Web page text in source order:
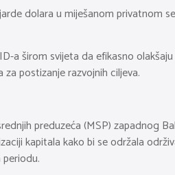
dolara u miješanom privatnom
a širom svijeta da efikasno
postizanje razvojnih ciljeva.
preduzeća (MSP) zapadnog
kapitala kako bi se održala